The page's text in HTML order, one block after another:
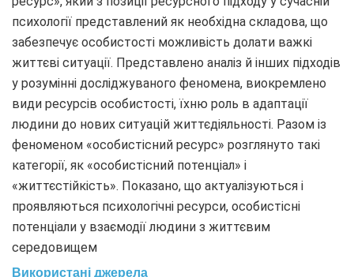
психології представлений як необхідна складова, що
забезпечує особистості можливість долати важкі
життєві ситуації. Представлено аналіз й інших підходів
у розумінні досліджуваного феномена, виокремлено
види ресурсів особистості, їхню роль в адаптації
людини до нових ситуацій життєдіяльності. Разом із
феноменом «особистісний ресурс» розглянуто такі
категорії, як «особистісний потенціал» і
«життєстійкість». Показано, що актуалізуються і
проявляються психологічні ресурси, особистісні
потенціали у взаємодії людини з життєвим
середовищем
Використані джерела